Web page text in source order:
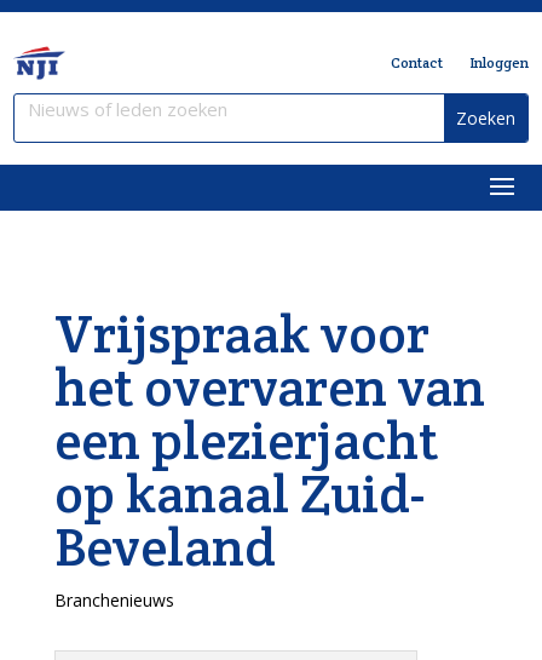
Contact Inloggen
Vrijspraak voor
het overvaren van
een plezierjacht
op kanaal Zuid-
Beveland
Branchenieuws